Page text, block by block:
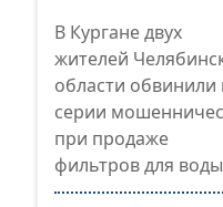
В Кургане двух
жителей
области обвинили
серии
при продаже
фильтров для воды